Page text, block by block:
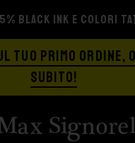
BLACK INK E COLORI
TUO PRIMO ORDINE,
SUBITO!